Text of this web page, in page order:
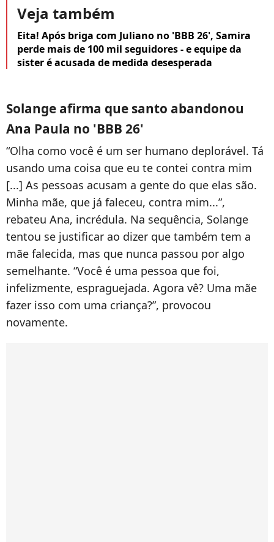
Veja também
Eita! Após briga com Juliano no 'BBB 26', Samira
perde mais de 100 mil seguidores - e equipe da
sister é acusada de medida desesperada
Solange afirma que santo abandonou
Ana Paula no 'BBB 26'
“Olha como você é um ser humano deplorável. Tá
usando uma coisa que eu te contei contra mim
[...] As pessoas acusam a gente do que elas são.
Minha mãe, que já faleceu, contra mim...”,
rebateu Ana, incrédula. Na sequência, Solange
tentou se justificar ao dizer que também tem a
mãe falecida, mas que nunca passou por algo
semelhante. “Você é uma pessoa que foi,
infelizmente, espraguejada. Agora vê? Uma mãe
fazer isso com uma criança?”, provocou
novamente.